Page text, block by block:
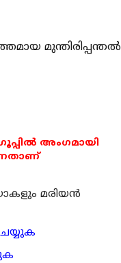
മുന്തിരിപ്പന്തല്‍
അംഗമായി
മരിയന്‍